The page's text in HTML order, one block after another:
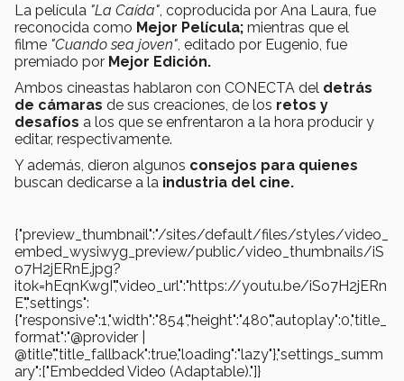
La película "La Caída" , coproducida por Ana Laura, fue
reconocida como Mejor Película; mientras que el
filme "Cuando sea joven" , editado por Eugenio, fue
premiado por Mejor Edición.
Ambos cineastas hablaron con CONECTA del detrás
de cámaras de sus creaciones, de los retos y
desafíos a los que se enfrentaron a la hora producir y
editar, respectivamente.
Y además, dieron algunos consejos para quienes
buscan dedicarse a la industria del cine.
{"preview_thumbnail":"/sites/default/files/styles/video_
embed_wysiwyg_preview/public/video_thumbnails/iS
o7H2jERnE.jpg?
itok=hEqnKwgI","video_url":"https://youtu.be/iSo7H2jERn
E","settings":
{"responsive":1,"width":"854","height":"480","autoplay":0,"title_
format":"@provider |
@title","title_fallback":true,"loading":"lazy"},"settings_summ
ary":["Embedded Video (Adaptable)."]}